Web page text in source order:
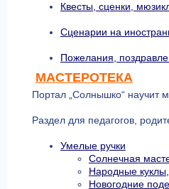
Квесты, сценки,
Сценарии на
Пожелания,
МАСТЕРОТЕКА
Портал „Солнышко“ научит
Раздел для педагогов,
Умелые ручки
Солнечная
Народные
Новогодние